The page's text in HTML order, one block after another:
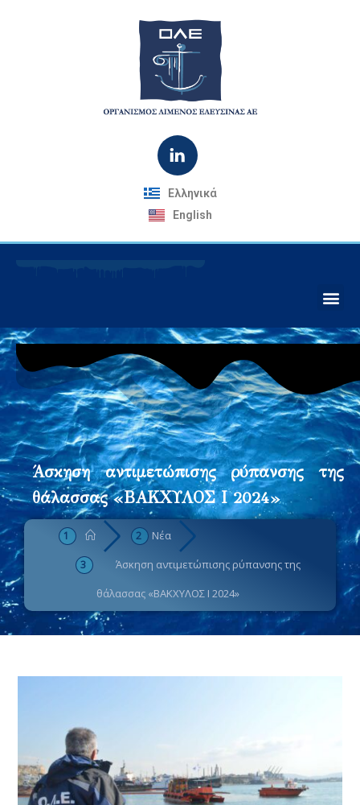
Ελληνικά
English
Άσκηση αντιμετώπισης ρύπανσης της
θάλασσας «ΒΑΚΧΥΛΟΣ Ι 2024»
Νέα
Άσκηση αντιμετώπισης ρύπανσης της
θάλασσας «ΒΑΚΧΥΛΟΣ Ι 2024»